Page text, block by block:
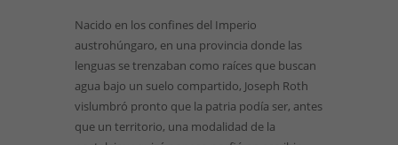
Nacido en los confines del Imperio
austrohúngaro, en una provincia donde las
lenguas se trenzaban como raíces que buscan
agua bajo un suelo compartido, Joseph Roth
vislumbró pronto que la patria podía ser, antes
que un territorio, una modalidad de la